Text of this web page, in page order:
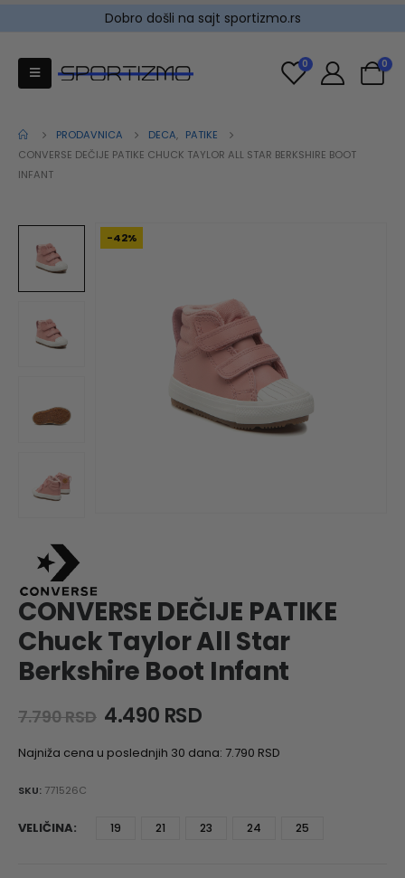
Dobro došli na sajt sportizmo.rs
0 0
PRODAVNICA DECA, PATIKE
CONVERSE DEČIJE PATIKE CHUCK TAYLOR ALL STAR BERKSHIRE BOOT
INFANT
-42%
CONVERSE DEČIJE PATIKE
Chuck Taylor All Star
Berkshire Boot Infant
7.790RSD Original
was:
4.490 RSDCurrent
is:
Najniža cena u poslednjih 30 dana: 7.790 RSD
SKU: 771526C
VELIČINA 19 21 23 24 25